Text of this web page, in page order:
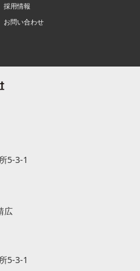
採用情報
お問い合わせ
5-3-1
広
5-3-1